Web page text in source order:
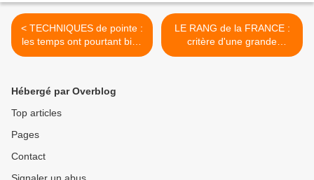
< TECHNIQUES de pointe :
les temps ont pourtant bien
changé en Asie. Simple
LE RANG de la FRANCE :
critère d'une grande
complexité, il est toujours
Hébergé par Overblog
Top articles
Pages
Contact